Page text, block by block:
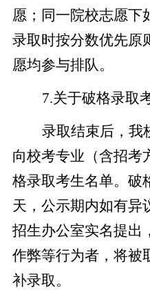
愿；同一院校志愿下
录取时按分数优先原
愿均参与排队。
7.关于破格录取
录取结束后，我
向校考专业（含招考
格录取考生名单。破
天，公示期内如有异
招生办公室实名提出
作弊等行为者，将被
补录取。